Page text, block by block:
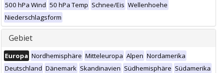
500 hPa Wind 50 hPa Temp Schnee/Eis Wellenhoehe
Niederschlagsform
Gebiet
Europa Nordhemisphäre Mitteleuropa Alpen Nordamerika
Deutschland Dänemark Skandinavien Südhemisphäre Südamerika